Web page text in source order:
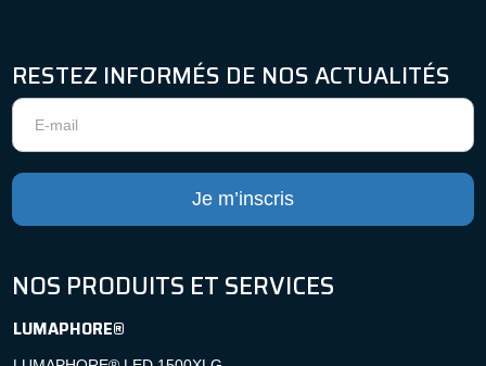
RESTEZ INFORMÉS DE NOS ACTUALITÉS
Newsletter
Je m’inscris
NOS PRODUITS ET SERVICES
LUMAPHORE®